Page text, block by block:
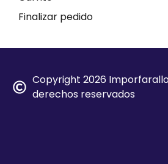
Finalizar pedido
Copyright 2026
derechos reservados